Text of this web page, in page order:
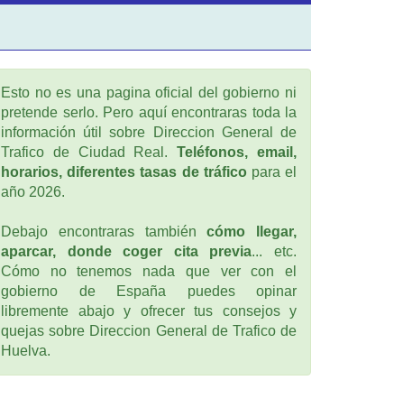
Esto no es una pagina oficial del gobierno ni
pretende serlo. Pero aquí encontraras toda la
información útil sobre Direccion General de
Trafico de Ciudad Real.Teléfonos, email,
horarios, diferentes tasas de tráfico para el
año 2026.
Debajo encontraras tambiéncómo llegar,
aparcar, donde coger cita previa... etc.
Cómo no tenemos nada que ver con el
gobierno de España puedes opinar
libremente abajo y ofrecer tus consejos y
quejas sobre Direccion General de Trafico de
Huelva.